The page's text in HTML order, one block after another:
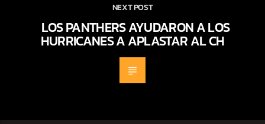
NEXT POST
LOS PANTHERS AYUDARON A LOS
HURRICANES A APLASTAR AL CH